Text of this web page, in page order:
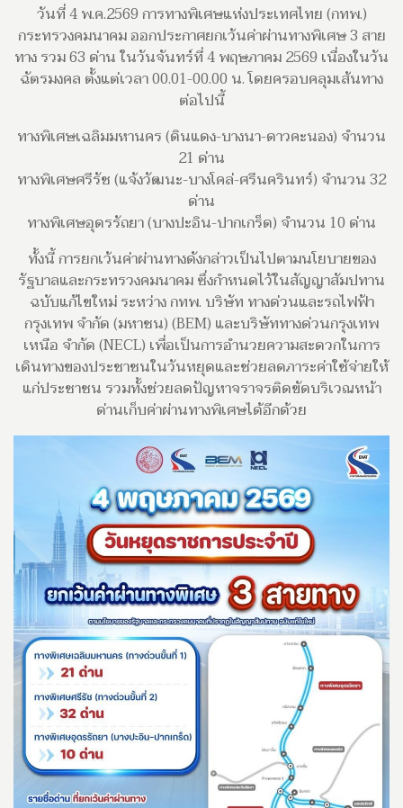
วันที่ 4 พ.ค.2569 การทางพิเศษแห่งประเทศไทย (กทพ.)
กระทรวงคมนาคม ออกประกาศยกเว้นค่าผ่านทางพิเศษ 3 สาย
ทาง รวม 63 ด่าน ในวันจันทร์ที่ 4 พฤษภาคม 2569 เนื่องในวัน
ฉัตรมงคล ตั้งแต่เวลา 00.01-00.00 น. โดยครอบคลุมเส้นทาง
ต่อไปนี้
ทางพิเศษเฉลิมมหานคร (ดินแดง-บางนา-ดาวคะนอง) จำนวน
21 ด่าน
ทางพิเศษศรีรัช (แจ้งวัฒนะ-บางโคล่-ศรีนครินทร์) จำนวน 32
ด่าน
ทางพิเศษอุดรรัถยา (บางปะอิน-ปากเกร็ด) จำนวน 10 ด่าน
ทั้งนี้ การยกเว้นค่าผ่านทางดังกล่าวเป็นไปตามนโยบายของ
รัฐบาลและกระทรวงคมนาคม ซึ่งกำหนดไว้ในสัญญาสัมปทาน
ฉบับแก้ไขใหม่ ระหว่าง กทพ. บริษัท ทางด่วนและรถไฟฟ้า
กรุงเทพ จำกัด (มหาชน) (BEM) และบริษัททางด่วนกรุงเทพ
เหนือ จำกัด (NECL) เพื่อเป็นการอำนวยความสะดวกในการ
เดินทางของประชาชนในวันหยุดและช่วยลดภาระค่าใช้จ่ายให้
แก่ประชาชน รวมทั้งช่วยลดปัญหาจราจรติดขัดบริเวณหน้า
ด่านเก็บค่าผ่านทางพิเศษได้อีกด้วย